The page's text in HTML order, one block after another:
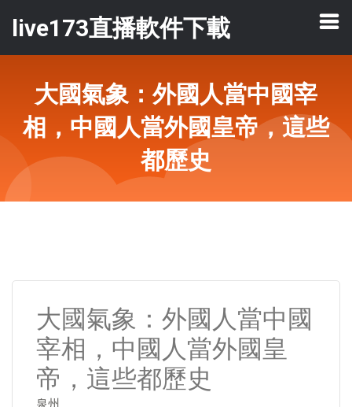
live173直播軟件下載
大國氣象：外國人當中國宰
相，中國人當外國皇帝，這些
都歷史
大國氣象：外國人當中國
宰相，中國人當外國皇
帝，這些都歷史
泉州